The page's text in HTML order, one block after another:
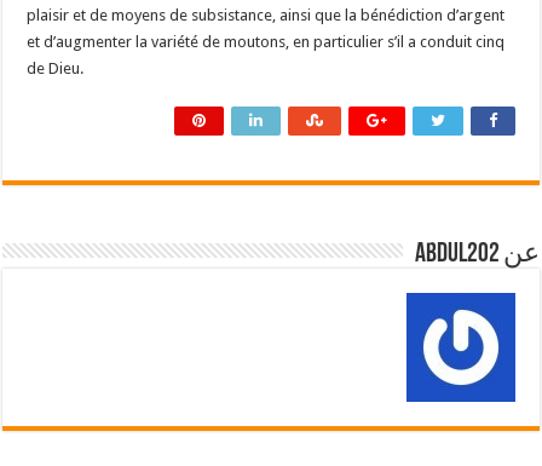
plaisir et de moyens de subsistance, ainsi que la bénédiction d’argent
et d’augmenter la variété de moutons, en particulier s’il a conduit cinq
de Dieu.
عن abdul202